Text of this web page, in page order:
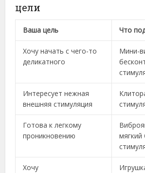
цели
Ваша цель Что
Хочу начать с чего-то
деликатного
Мини-
Интересует нежная
внешняя стимуляция
Готова к легкому
проникновению
мягкий
Хочу